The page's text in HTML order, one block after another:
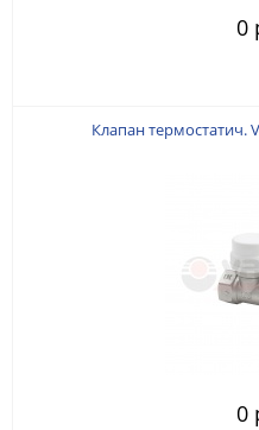
0
Клапан термостатич.
0